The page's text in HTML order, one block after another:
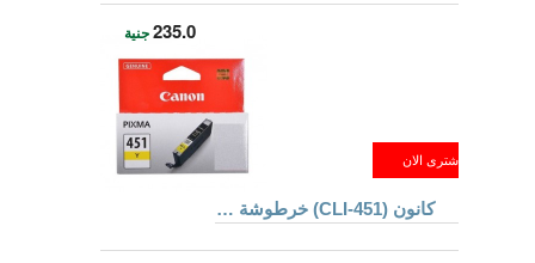
235.0جنية
كانون (CLI-451) خرطوشة حبر للطابعات لون أصفر